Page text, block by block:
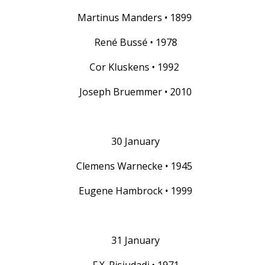
Martinus Manders • 1899
René Bussé • 1978
Cor Kluskens • 1992
Joseph Bruemmer • 2010
30 January
Clemens Warnecke • 1945
Eugene Hambrock • 1999
31 January